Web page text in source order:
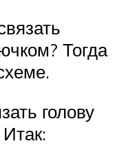
Тогда
голову